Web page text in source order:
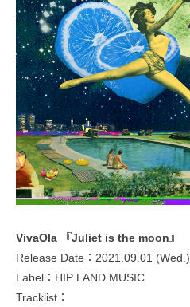
VivaOla 『Juliet is the moon』
Release Date：2021.09.01 (Wed.)
Label：HIP LAND MUSIC
Tracklist：